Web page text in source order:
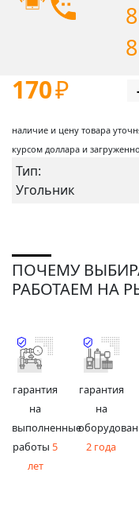
170₽
наличие и цену товара
курсом доллара и
Тип:
Угольник
ПОЧЕМУ
РАБОТАЕМ НА
гарантия
на
выполненные
работы 5
лет
гарантия
на
2 года